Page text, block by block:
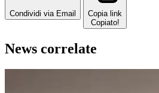
Condividi via Email
Copia link
Copiato!
News correlate